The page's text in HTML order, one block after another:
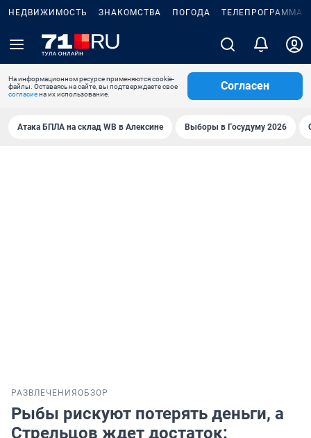
НЕДВИЖИМОСТЬ ЗНАКОМСТВА ПОГОДА ТЕЛЕПРОГРАММА
На информационном ресурсе применяются cookie-
файлы. Оставаясь на сайте, вы подтверждаете свое
согласиена их использование.
Согласен
Атака БПЛА на склад WB в Алексине Выборы в Госудуму 2026
РАЗВЛЕЧЕНИЯ ОБЗОР
Рыбы рискуют потерять деньги, а
Стрельцов ждет достаток: